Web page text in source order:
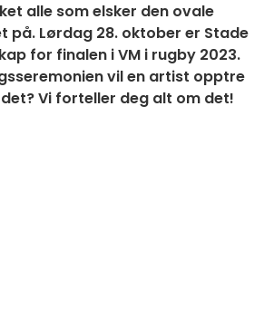
alle som elsker den ovale
på. Lørdag 28. oktober er Stade
for finalen i VM i rugby 2023.
vil en artist opptre
Vi forteller deg alt om det!